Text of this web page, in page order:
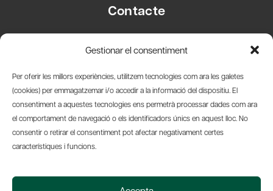
Gestionar el consentiment
Per oferir les millors experiències, utilitzem tecnologies com ara les galetes
(cookies) per emmagatzemar i/o accedir a la informació del dispositiu. El
consentiment a aquestes tecnologies ens permetrà processar dades com ara
el comportament de navegació o els identificadors únics en aquest lloc. No
consentir o retirar el consentiment pot afectar negativament certes
característiques i funcions.
Contacte
08003 Barcelona
info@amicsdelpais.com
Suscripció Newsletter
© 2026 Societat Econòmica Barcelonesa d'Amics del País